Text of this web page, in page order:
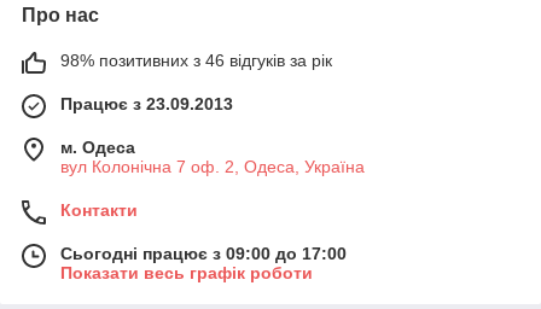
Про нас
98% позитивних з 46 відгуків за рік
Працює з 23.09.2013
м. Одеса
вул Колонічна 7 оф. 2, Одеса, Україна
Контакти
Сьогодні працює з 09:00 до 17:00
Показати весь графік роботи